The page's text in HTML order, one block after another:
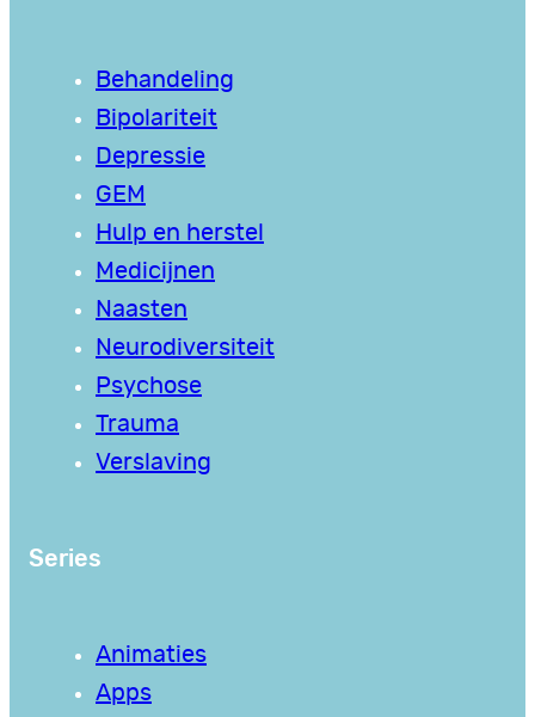
Behandeling
Bipolariteit
Depressie
GEM
Hulp en herstel
Medicijnen
Naasten
Neurodiversiteit
Psychose
Trauma
Verslaving
Series
Animaties
Apps